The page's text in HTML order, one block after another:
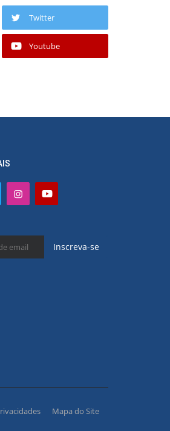
Twitter
Youtube
Inscreva-se
Mapa do Site